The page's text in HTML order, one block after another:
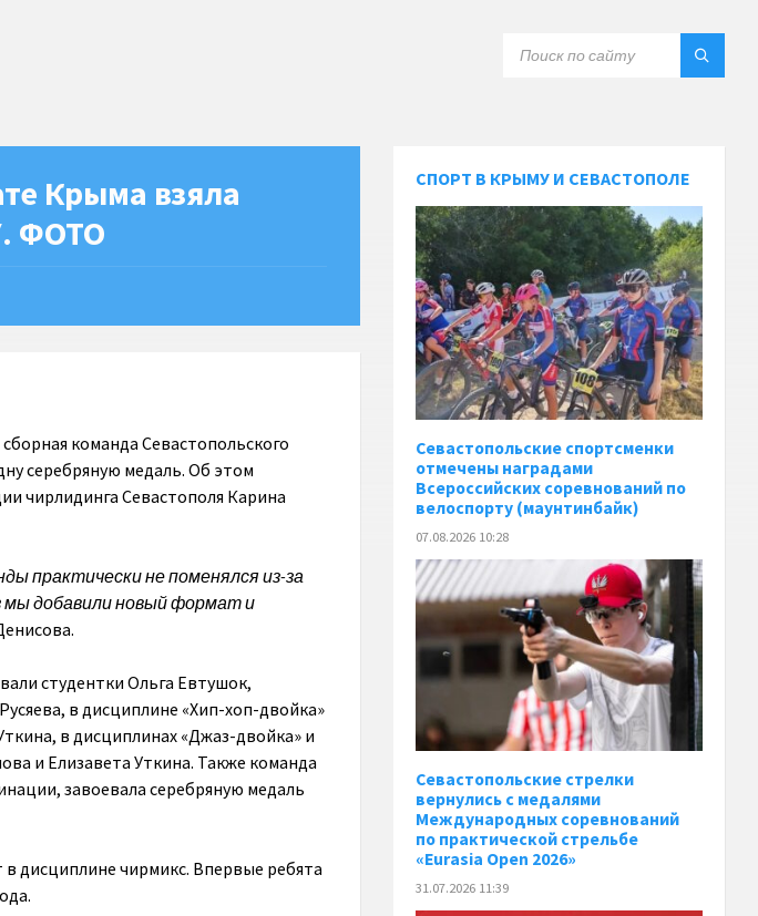
Крыма взяла
ФОТО
команда Севастопольского
серебряную медаль. Об этом
чирлидинга Севастополя Карина
практически не поменялся из-за
мы добавили новый формат и
студентки Ольга Евтушок,
в дисциплине «Хип-хоп-двойка»
в дисциплинах «Джаз-двойка» и
и Елизавета Уткина. Также команда
завоевала серебряную медаль
дисциплине чирмикс. Впервые ребята
СПОРТ В КРЫМУ И СЕВАСТОПОЛЕ
Севастопольские спортсменки
отмечены наградами
Всероссийских соревнований по
велоспорту (маунтинбайк)
07.08.2026 10:28
Севастопольские стрелки
вернулись с медалями
Международных соревнований
по практической стрельбе
«Eurasia Open 2026»
31.07.2026 11:39